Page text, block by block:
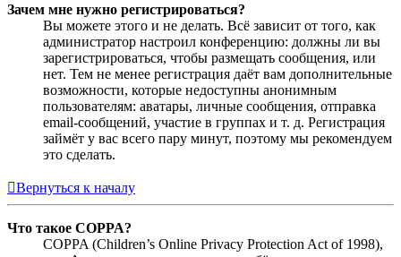
Зачем мне нужно регистрироваться?
Вы можете этого и не делать. Всё зависит от того, как
администратор настроил конференцию: должны ли вы
зарегистрироваться, чтобы размещать сообщения, или
нет. Тем не менее регистрация даёт вам дополнительные
возможности, которые недоступны анонимным
пользователям: аватары, личные сообщения, отправка
email-сообщений, участие в группах и т. д. Регистрация
займёт у вас всего пару минут, поэтому мы рекомендуем
это сделать.
Вернуться к началу
Что такое COPPA?
COPPA (Children’s Online Privacy Protection Act of 1998),